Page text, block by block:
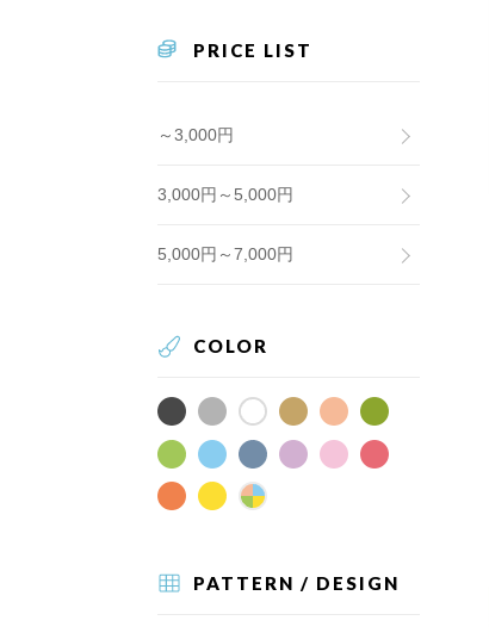
PRICE LIST
～3,000円
3,000円～5,000円
5,000円～7,000円
COLOR
PATTERN / DESIGN